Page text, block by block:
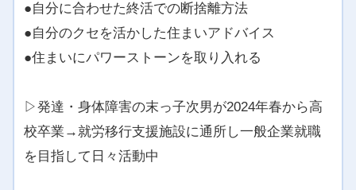
●自分に合わせた終活での断捨離方法
●自分のクセを活かした住まいアドバイス
●住まいにパワーストーンを取り入れる
▷発達・身体障害の末っ子次男が2024年春から高
校卒業→就労移行支援施設に通所し一般企業就職
を目指して日々活動中